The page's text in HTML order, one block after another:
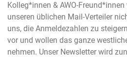
Kolleg*innen & AWO-
unseren üblichen Mail-Verteiler
uns, die Anmeldezahlen zu
vor und wollen das ganze
nehmen. Unser Newsletter wird